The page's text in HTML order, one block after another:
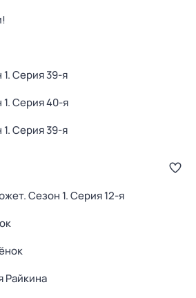
. Серия 39-я
. Серия 40-я
. Серия 39-я
. Сезон 1. Серия 12-я
Райкина